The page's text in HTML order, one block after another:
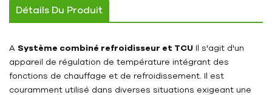
Détails Du Produit
A Système combiné refroidisseur et TCU Il s'agit d'un
appareil de régulation de température intégrant des
fonctions de chauffage et de refroidissement. Il est
couramment utilisé dans diverses situations exigeant une